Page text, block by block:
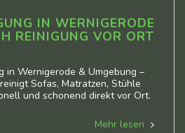
IN WERNIGERODE
REINIGUNG VOR ORT
in Wernigerode & Umgebung –
Sofas, Matratzen, Stühle
und schonend direkt vor Ort.
Mehr lesen